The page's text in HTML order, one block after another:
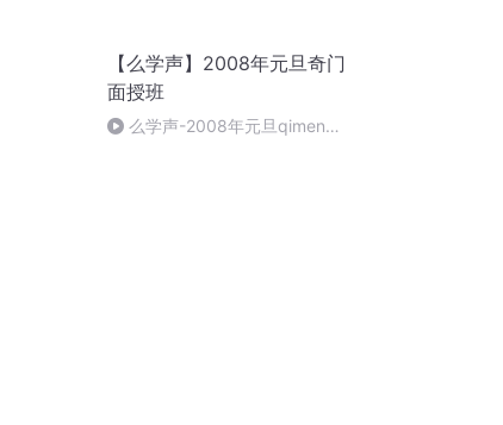
【么学声】2008年元旦奇门
面授班
么学声-2008年元旦qimen面